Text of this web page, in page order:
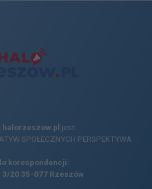
halorzeszow.pl jest:
SPOŁECZNYCH PERSPEKTYWA
korespondencji:
3/20 35-077 Rzeszów